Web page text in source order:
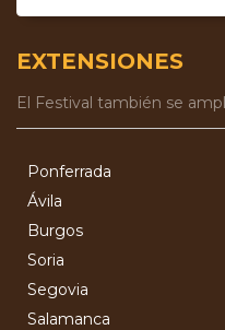
EXTENSIONES
El Festival también se
Ponferrada
Ávila
Burgos
Soria
Segovia
Salamanca